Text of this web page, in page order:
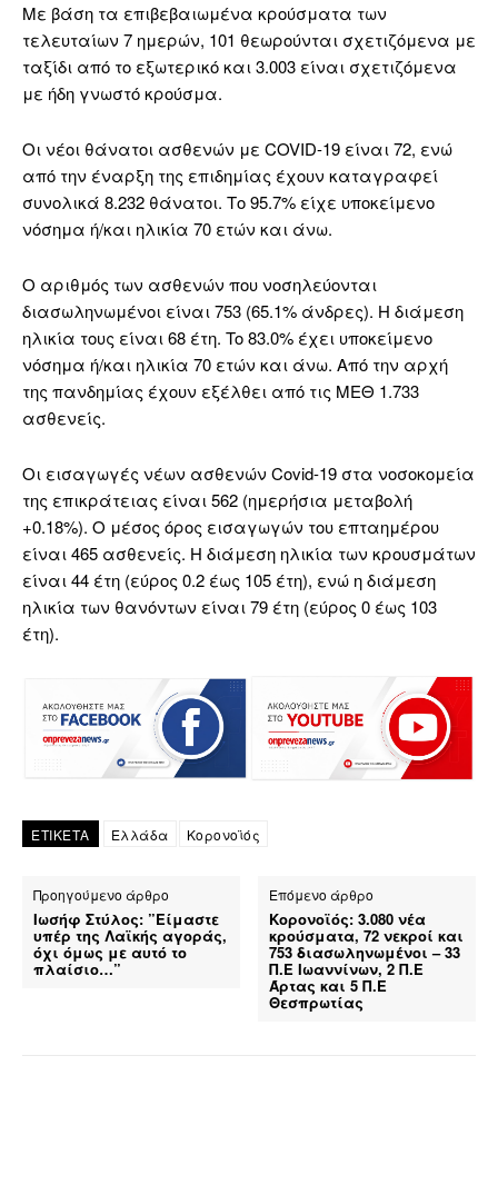
Με βάση τα επιβεβαιωμένα κρούσματα των
τελευταίων 7 ημερών, 101 θεωρούνται σχετιζόμενα με
ταξίδι από το εξωτερικό και 3.003 είναι σχετιζόμενα
με ήδη γνωστό κρούσμα.
Οι νέοι θάνατοι ασθενών με COVID-19 είναι 72, ενώ
από την έναρξη της επιδημίας έχουν καταγραφεί
συνολικά 8.232 θάνατοι. Το 95.7% είχε υποκείμενο
νόσημα ή/και ηλικία 70 ετών και άνω.
Ο αριθμός των ασθενών που νοσηλεύονται
διασωληνωμένοι είναι 753 (65.1% άνδρες). Η διάμεση
ηλικία τους είναι 68 έτη. To 83.0% έχει υποκείμενο
νόσημα ή/και ηλικία 70 ετών και άνω. Από την αρχή
της πανδημίας έχουν εξέλθει από τις ΜΕΘ 1.733
ασθενείς.
Οι εισαγωγές νέων ασθενών Covid-19 στα νοσοκομεία
της επικράτειας είναι 562 (ημερήσια μεταβολή
+0.18%). Ο μέσος όρος εισαγωγών του επταημέρου
είναι 465 ασθενείς. Η διάμεση ηλικία των κρουσμάτων
είναι 44 έτη (εύρος 0.2 έως 105 έτη), ενώ η διάμεση
ηλικία των θανόντων είναι 79 έτη (εύρος 0 έως 103
έτη).
ΕΤΙΚΕΤΑ Ελλάδα Κορονοϊός
Προηγούμενο άρθρο
Ιωσήφ Στύλος: ”Είμαστε
υπέρ της Λαϊκής αγοράς,
όχι όμως με αυτό το
πλαίσιο…”
Επόμενο άρθρο
Κορονοϊός: 3.080 νέα
κρούσματα, 72 νεκροί και
753 διασωληνωμένοι – 33
Π.Ε Ιωαννίνων, 2 Π.Ε
Άρτας και 5 Π.Ε
Θεσπρωτίας